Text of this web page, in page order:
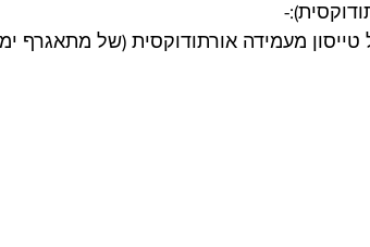
מעמידה אורתודוקסית (של מתאגרף